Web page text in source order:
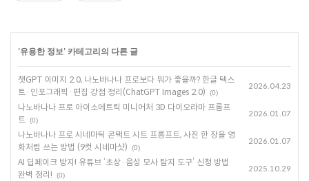
'유용한 정보' 카테고리의 다른 글
챗GPT 이미지 2.0, 나노바나나 프로보다 뭐가 좋을까? 한글 텍스
트·인포그래픽·편집 강점 정리(ChatGPT Images 2.0)
(0)
2026.04.23
나노바나나 프로 아이소메트릭 미니어처 3D 다이오라마 프롬프
트
(0)
2026.01.07
나노바나나 프로 시네마틱 콘택트 시트 프롬프트, 사진 한 장을 영
화처럼 쓰는 방법 (9컷 시네마샷)
(0)
2026.01.07
AI 딥페이크 방지! 유튜브 ‘초상·음성 모사 탐지 도구’ 신청 방법
완벽 정리!
(0)
2025.10.29